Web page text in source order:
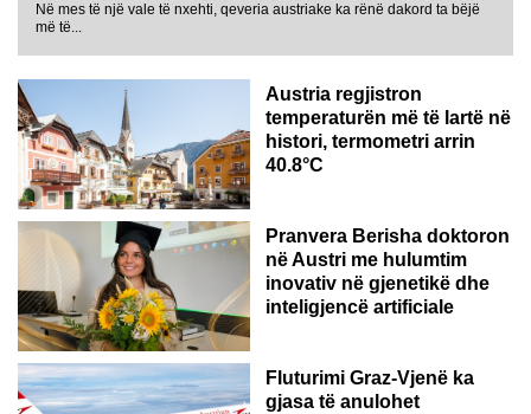
Në mes të një vale të nxehti, qeveria austriake ka rënë dakord ta bëjë
më të...
Austria regjistron
temperaturën më të lartë në
histori, termometri arrin
40.8°C
AUSTRI
Pranvera Berisha doktoron
në Austri me hulumtim
inovativ në gjenetikë dhe
inteligjencë artificiale
Fluturimi Graz-Vjenë ka
gjasa të anulohet